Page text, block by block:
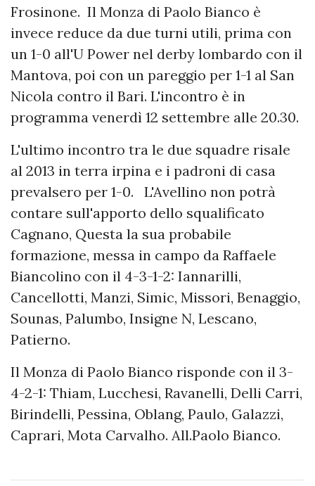
Frosinone. Il Monza di Paolo Bianco è
invece reduce da due turni utili, prima con
un 1-0 all'U Power nel derby lombardo con il
Mantova, poi con un pareggio per 1-1 al San
Nicola contro il Bari. L'incontro è in
programma venerdì 12 settembre alle 20.30.
L'ultimo incontro tra le due squadre risale
al 2013 in terra irpina e i padroni di casa
prevalsero per 1-0. L'Avellino non potrà
contare sull'apporto dello squalificato
Cagnano, Questa la sua probabile
formazione, messa in campo da Raffaele
Biancolino con il 4-3-1-2: Iannarilli,
Cancellotti, Manzi, Simic, Missori, Benaggio,
Sounas, Palumbo, Insigne N, Lescano,
Patierno.
Il Monza di Paolo Bianco risponde con il 3-
4-2-1: Thiam, Lucchesi, Ravanelli, Delli Carri,
Birindelli, Pessina, Oblang, Paulo, Galazzi,
Caprari, Mota Carvalho. All.Paolo Bianco.